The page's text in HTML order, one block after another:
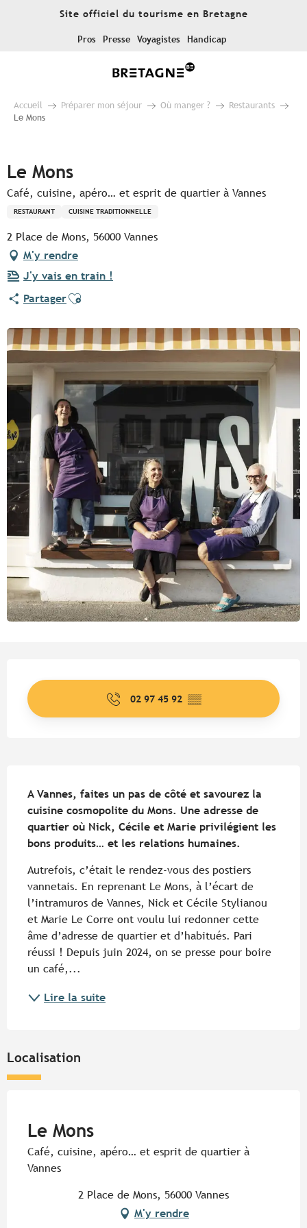
Site officiel du tourisme en Bretagne
Pros Presse Voyagistes Handicap
Accueil Préparer mon séjour Où manger ?
Restaurants
Le Mons
Le Mons
Café, cuisine, apéro… et esprit de quartier à Vannes
RESTAURANT CUISINE TRADITIONNELLE
2 Place de Mons, 56000 Vannes
M'y rendre
J'y vais en train !
PartagerAjouter aux favoris
02 97 45 92 ▒▒
A Vannes, faites un pas de côté et savourez la
cuisine cosmopolite du Mons. Une adresse de
quartier où Nick, Cécile et Marie privilégient les
bons produits… et les relations humaines.
Autrefois, c’était le rendez-vous des postiers
vannetais. En reprenant Le Mons, à l’écart de
l’intramuros de Vannes, Nick et Cécile Stylianou
et Marie Le Corre ont voulu lui redonner cette
âme d’adresse de quartier et d’habitués. Pari
réussi ! Depuis juin 2024, on se presse pour boire
un café,...
Lire la suite
Localisation
Le Mons
Café, cuisine, apéro… et esprit de quartier à
Vannes
2 Place de Mons, 56000 Vannes
M'y rendre